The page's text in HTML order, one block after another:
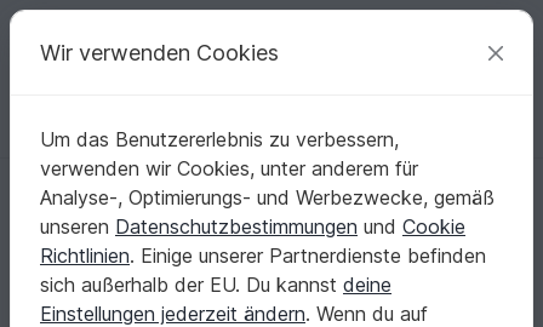
Deine kreativen Ideen
Deutsch | € (EUR) einloggen Kostenlos registrieren
Startseite Häkeln Amigurumi Hunde & Katzen
Häkelanleitung / Amigurumi / Schlappi Schlappohr
Häkelanleitung / Amigurumi / Schlappi
Schlappohr
Wir verwenden Cookies
Um das Benutzererlebnis zu verbessern,
verwenden wir Cookies, unter anderem für
Analyse-, Optimierungs- und Werbezwecke, gemäß
unseren Datenschutzbestimmungen und Cookie
Richtlinien. Einige unserer Partnerdienste befinden
sich außerhalb der EU. Du kannst deine
Einstellungen jederzeit ändern. Wenn du auf